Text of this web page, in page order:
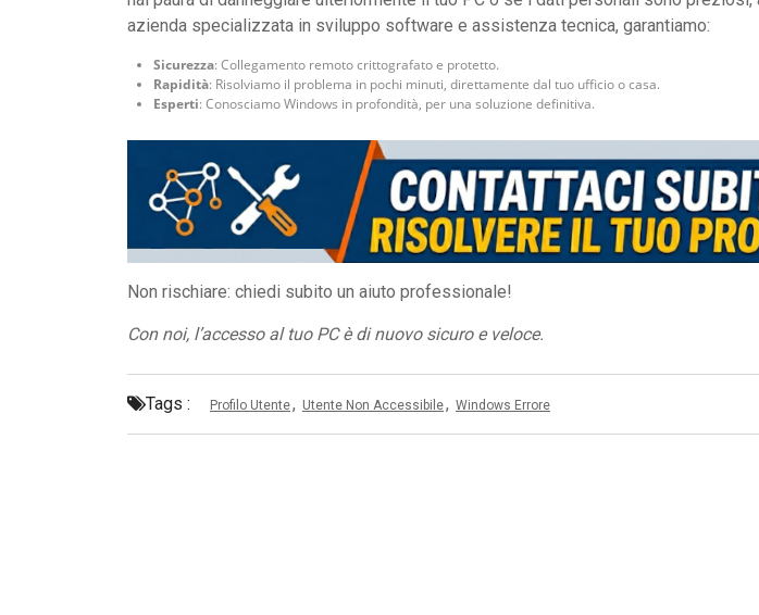
azienda specializzata in sviluppo software e assistenza tecnica, garantiamo:
Sicurezza: Collegamento remoto crittografato e protetto.
Rapidità: Risolviamo il problema in pochi minuti, direttamente dal tuo ufficio o casa.
Esperti: Conosciamo Windows in profondità, per una soluzione definitiva.
Non rischiare: chiedi subito un aiuto professionale!
Con noi, l’accesso al tuo PC è di nuovo sicuro e veloce.
Tags : Profilo Utente, Utente Non Accessibile, Windows Errore